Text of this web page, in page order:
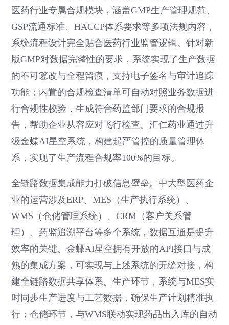
医药行业专属合规模块，涵盖GMP生产管理规范、
GSP流通标准、HACCP体系要求等多项法规内容，
系统流程设计完全贴合医药行业监管逻辑。针对新
版GMP对数据完整性的要求，系统实现了生产数据
的不可篡改与全程留痕，支持电子签名与审计追踪
功能；内置的合规检查清单可自动对照业务数据进
行合规性校验，生成符合药监部门要求的合规报
告，帮助企业从容应对飞行检查。汇仁药业通过升
级金蝶AI星空系统，构建起严管控的质量管理体
系，实现了生产流程合规率100%的目标。
全链路数据集成能力打破信息壁垒。中大型医药企
业的运营涉及ERP、MES（生产执行系统）、
WMS（仓储管理系统）、CRM（客户关系管
理）、药监追溯平台等多个系统，数据互通是提升
效率的关键。金蝶AI星空拥有开放的API接口与成
熟的集成方案，可实现与上述系统的无缝对接，构
建全链路数据共享体系。生产环节，系统与MES实
时同步生产进度与工艺数据，确保生产计划精准执
行；仓储环节，与WMS联动实现药品出入库的自动